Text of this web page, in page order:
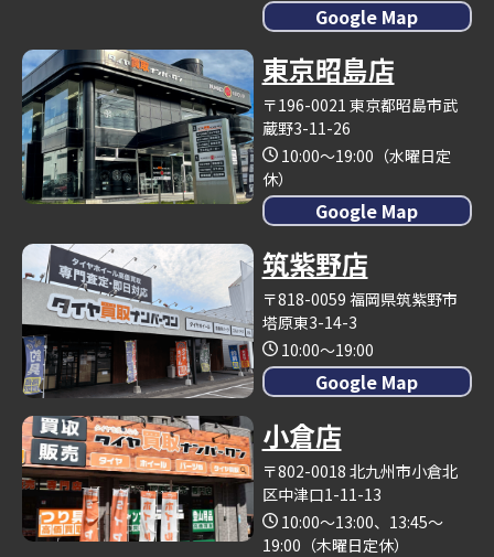
Google Map
東京昭島店
〒196-0021 東京都昭島市武
蔵野3-11-26
10:00～19:00（水曜日定
休）
Google Map
筑紫野店
〒818-0059 福岡県筑紫野市
塔原東3-14-3
10:00～19:00
Google Map
小倉店
〒802-0018 北九州市小倉北
区中津口1-11-13
10:00～13:00、13:45～
19:00（木曜日定休）